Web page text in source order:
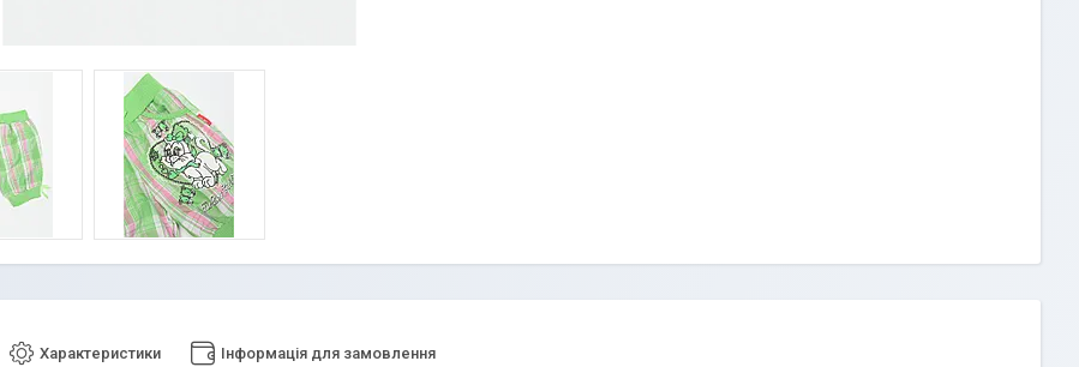
Характеристики Інформація для замовлення